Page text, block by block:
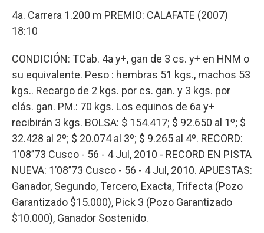
4a. Carrera 1.200 m PREMIO: CALAFATE (2007)
18:10
CONDICIÓN: TCab. 4a y+, gan de 3 cs. y+ en HNM o
su equivalente. Peso : hembras 51 kgs., machos 53
kgs.. Recargo de 2 kgs. por cs. gan. y 3 kgs. por
clás. gan. PM.: 70 kgs. Los equinos de 6a y+
recibirán 3 kgs. BOLSA: $ 154.417; $ 92.650 al 1º; $
32.428 al 2º; $ 20.074 al 3º; $ 9.265 al 4º. RECORD:
1’08’’73 Cusco - 56 - 4 Jul, 2010 - RECORD EN PISTA
NUEVA: 1’08’’73 Cusco - 56 - 4 Jul, 2010. APUESTAS:
Ganador, Segundo, Tercero, Exacta, Trifecta (Pozo
Garantizado $15.000), Pick 3 (Pozo Garantizado
$10.000), Ganador Sostenido.